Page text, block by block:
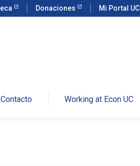
Donaciones Mi Portal UC
Contacto Working at Econ UC